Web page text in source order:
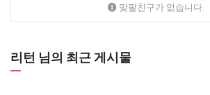
맞팔친구가 없습니다.
리턴 님의 최근 게시물